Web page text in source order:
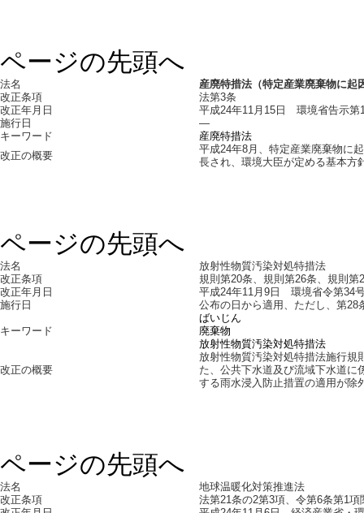
ページの先頭へ
法名
産廃特措法（特定産業廃棄物に起
改正条項
法第3条
改正年月日
平成24年11月15日 環境省告示第
施行日
―
キーワード
産廃特措法
改正の概要
平成24年8月、特定産業廃棄物に
長され、環境大臣が定める基本方
ページの先頭へ
法名
放射性物質汚染対処特措法
改正条項
規則第20条、規則第26条、規則第
改正年月日
平成24年11月9日 環境省令第34
施行日
公布の日から適用、ただし、第28
キーワード
ばいじん
廃棄物
放射性物質汚染対処特措法
改正の概要
放射性物質汚染対処特措法施行規
た、公共下水道及び流域下水道に
する雨水浸入防止措置の適用が除
ページの先頭へ
法名
地球温暖化対策推進法
改正条項
法第21条の2第3項、令第6条第1項